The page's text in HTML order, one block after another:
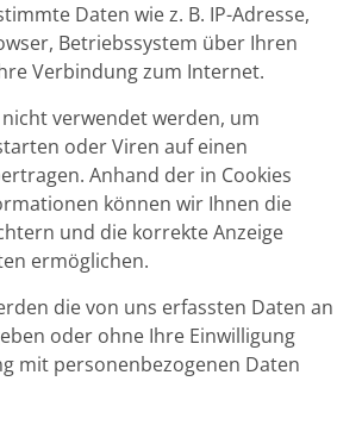
Daten wie z. B. IP-Adresse,
Betriebssystem über Ihren
Verbindung zum Internet.
verwendet werden, um
oder Viren auf einen
Anhand der in Cookies
können wir Ihnen die
und die korrekte Anzeige
ermöglichen.
die von uns erfassten Daten an
oder ohne Ihre Einwilligung
mit personenbezogenen Daten